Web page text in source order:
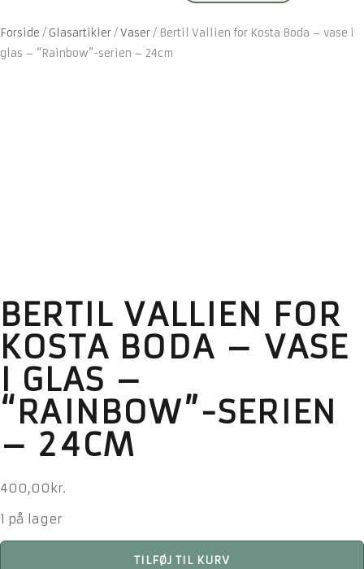
Forside / Glasartikler/Vaser/ Bertil Vallien for Kosta Boda – vase i
glas – “Rainbow”-serien – 24cm
BERTIL VALLIEN FOR
KOSTA BODA – VASE
I GLAS –
“RAINBOW”-SERIEN
– 24CM
400,00 kr.
1 på lager
Bertil
TILFØJ TIL KURV